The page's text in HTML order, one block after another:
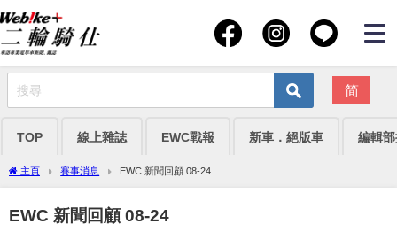
简
TOP 線上雜誌 EWC戰報 新車．絕版車 編輯
主頁 賽事消息 EWC 新聞回顧 08-24
EWC 新聞回顧 08-24